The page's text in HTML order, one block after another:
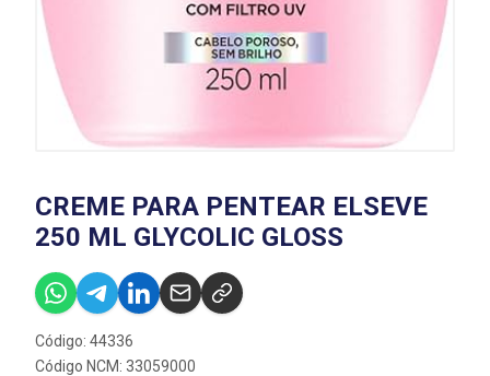
CREME PARA PENTEAR ELSEVE
250 ML GLYCOLIC GLOSS
Código: 44336
Código NCM: 33059000